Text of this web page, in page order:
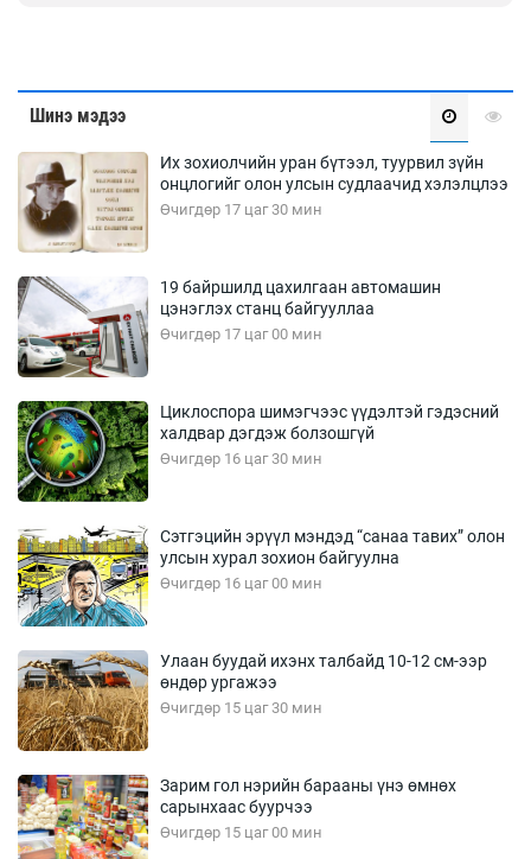
Шинэ мэдээ
Их зохиолчийн уран бүтээл, туурвил зүйн
онцлогийг олон улсын судлаачид хэлэлцлээ
Өчигдөр 17 цаг 30 мин
19 байршилд цахилгаан автомашин
цэнэглэх станц байгууллаа
Өчигдөр 17 цаг 00 мин
Циклоспора шимэгчээс үүдэлтэй гэдэсний
халдвар дэгдэж болзошгүй
Өчигдөр 16 цаг 30 мин
Сэтгэцийн эрүүл мэндэд “санаа тавих” олон
улсын хурал зохион байгуулна
Өчигдөр 16 цаг 00 мин
Улаан буудай ихэнх талбайд 10-12 см-ээр
өндөр ургажээ
Өчигдөр 15 цаг 30 мин
Зарим гол нэрийн барааны үнэ өмнөх
сарынхаас буурчээ
Өчигдөр 15 цаг 00 мин